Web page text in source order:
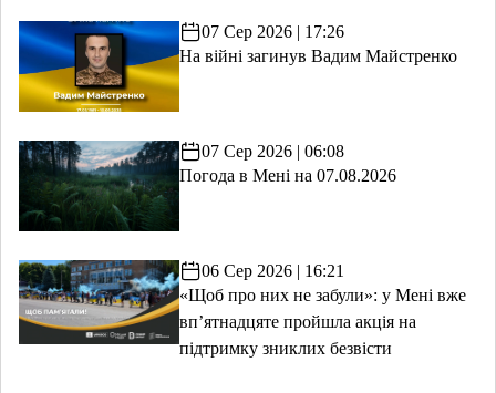
07 Сер 2026 | 17:26
На війні загинув Вадим Майстренко
07 Сер 2026 | 06:08
Погода в Мені на 07.08.2026
06 Сер 2026 | 16:21
«Щоб про них не забули»: у Мені вже
вп’ятнадцяте пройшла акція на
підтримку зниклих безвісти